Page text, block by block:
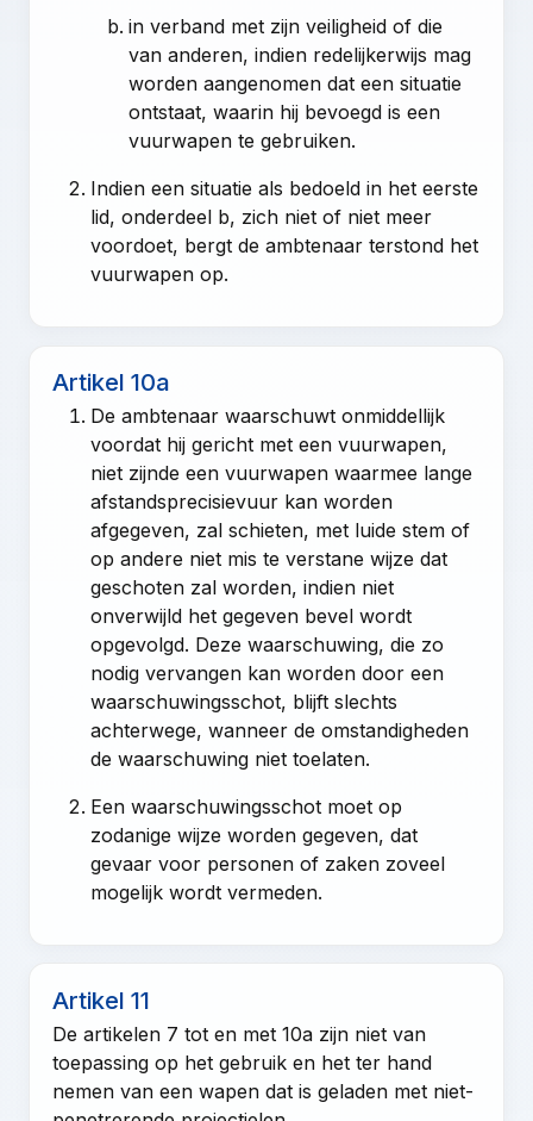
in verband met zijn veiligheid of die
van anderen, indien redelijkerwijs mag
worden aangenomen dat een situatie
ontstaat, waarin hij bevoegd is een
vuurwapen te gebruiken.
Indien een situatie als bedoeld in het eerste
lid, onderdeel b, zich niet of niet meer
voordoet, bergt de ambtenaar terstond het
vuurwapen op.
Artikel 10a
De ambtenaar waarschuwt onmiddellijk
voordat hij gericht met een vuurwapen,
niet zijnde een vuurwapen waarmee lange
afstandsprecisievuur kan worden
afgegeven, zal schieten, met luide stem of
op andere niet mis te verstane wijze dat
geschoten zal worden, indien niet
onverwijld het gegeven bevel wordt
opgevolgd. Deze waarschuwing, die zo
nodig vervangen kan worden door een
waarschuwingsschot, blijft slechts
achterwege, wanneer de omstandigheden
de waarschuwing niet toelaten.
Een waarschuwingsschot moet op
zodanige wijze worden gegeven, dat
gevaar voor personen of zaken zoveel
mogelijk wordt vermeden.
Artikel 11
Deartikelen 7 tot en met 10a zijn niet van
toepassing op het gebruik en het ter hand
nemen van een wapen dat is geladen met niet-